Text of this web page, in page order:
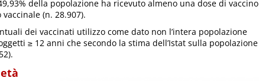
della popolazione ha ricevuto almeno una dose di vaccino
(n. 28.907).
dei vaccinati utilizzo come dato non l’intera popolazione
≥ 12 anni che secondo la stima dell’Istat sulla popolazione